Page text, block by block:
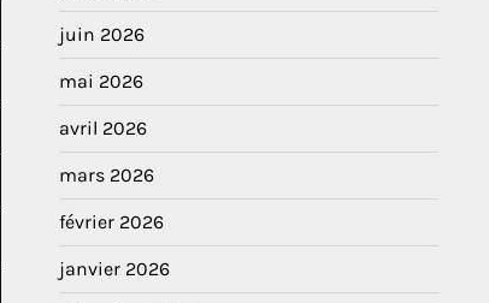
juin 2026
mai 2026
avril 2026
mars 2026
février 2026
janvier 2026